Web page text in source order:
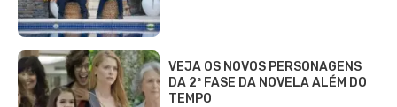
VEJA OS NOVOS PERSONAGENS
DA 2ª FASE DA NOVELA ALÉM DO
TEMPO